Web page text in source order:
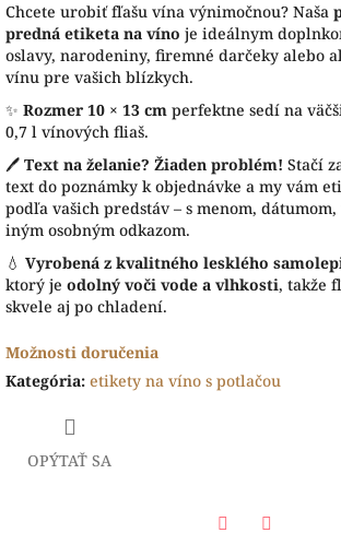
Chcete urobiť fľašu vína výnimočnou? Naša
predná etiketa na víno je ideálnym
oslavy, narodeniny, firemné darčeky alebo
vínu pre vašich blízkych.
✨ Rozmer 10 × 13 cm perfektne sedí na
0,7 l vínových fliaš.
🖊️ Text na želanie? Žiaden problém! Stačí
text do poznámky k objednávke a my vám
podľa vašich predstáv – s menom,
iným osobným odkazom.
💧 Vyrobená z kvalitného lesklého
ktorý je odolný voči vode a vlhkosti, takže
skvele aj po chladení.
Možnosti doručenia
Kategória: etikety na víno s potlačou
OPÝTAŤ SA